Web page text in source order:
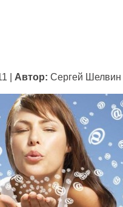
| Автор: Сергей Шелвин